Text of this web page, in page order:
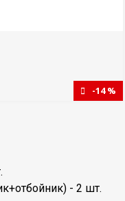
-14 %
- 2 шт.